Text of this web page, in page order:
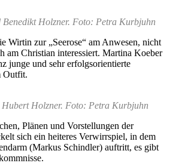
Benedikt Holzner. Foto: Petra Kurbjuhn
Wirtin zur „Seerose“ am Anwesen, nicht
am Christian interessiert. Martina Koeber
junge und sehr erfolgsorientierte
Outfit.
Holzner. Foto: Petra Kurbjuhn
Plänen und Vorstellungen der
sich ein heiteres Verwirrspiel, in dem
(Markus Schindler) auftritt, es gibt